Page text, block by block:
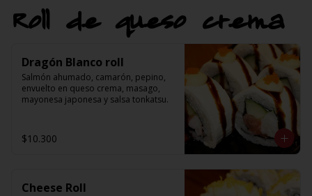
Roll de queso crema
Dragón Blanco roll
Salmón ahumado, camarón, pepino,
envuelto en queso crema, masago,
mayonesa japonesa y salsa tonkatsu.
$10.300
Cheese Roll